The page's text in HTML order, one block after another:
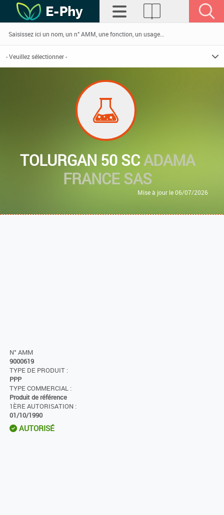
TOLURGAN 50 SCADAMA
FRANCE SAS
Mise à jour le 06/07/2026
N° AMM
9000619
TYPE DE PRODUIT :
PPP
TYPE COMMERCIAL :
Produit de référence
1ÈRE AUTORISATION :
01/10/1990
AUTORISÉ